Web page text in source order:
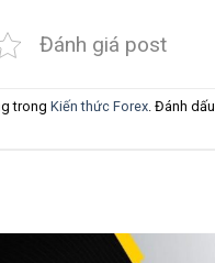
Đánh giá post
trong Kiến thức Forex. Đánh dấu